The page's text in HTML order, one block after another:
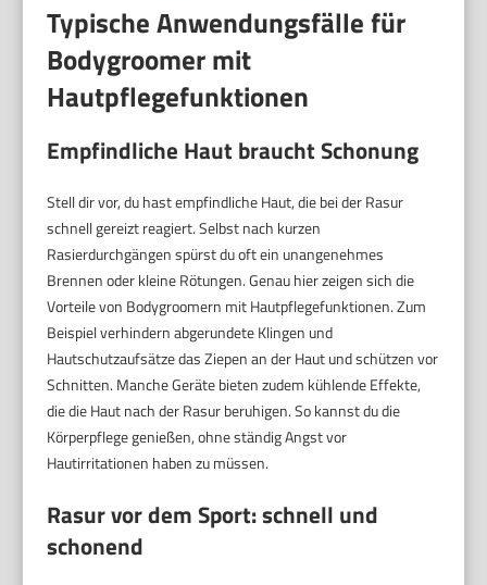
Typische Anwendungsfälle für
Bodygroomer mit
Hautpflegefunktionen
Empfindliche Haut braucht Schonung
Stell dir vor, du hast empfindliche Haut, die bei der Rasur
schnell gereizt reagiert. Selbst nach kurzen
Rasierdurchgängen spürst du oft ein unangenehmes
Brennen oder kleine Rötungen. Genau hier zeigen sich die
Vorteile von Bodygroomern mit Hautpflegefunktionen. Zum
Beispiel verhindern abgerundete Klingen und
Hautschutzaufsätze das Ziepen an der Haut und schützen vor
Schnitten. Manche Geräte bieten zudem kühlende Effekte,
die die Haut nach der Rasur beruhigen. So kannst du die
Körperpflege genießen, ohne ständig Angst vor
Hautirritationen haben zu müssen.
Rasur vor dem Sport: schnell und
schonend